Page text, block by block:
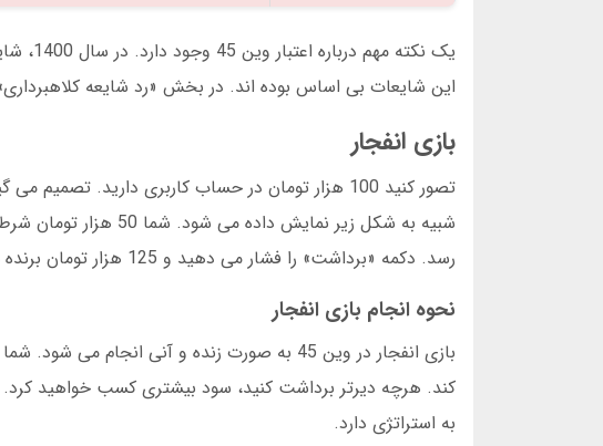
یک
این شایعات بی اساس بوده اند. در بخش «رد شایعه
بازی انفجار
تصور کنید 100 هزار تومان در حساب کاربری دارید.
رسد. دکمه «برداشت» را فشار می دهید و 125 هزار تومان برنده می شوید. این خلاصه ای از تجربه بازی انفجار در وین 45 است.
نحوه انجام بازی انفجار
بازی انفجار در وین 45 به صورت زنده و آنی
کند. هرچه دیرتر برداشت کنید، سود بیشتری کسب خواهید
به استراتژی دارد.